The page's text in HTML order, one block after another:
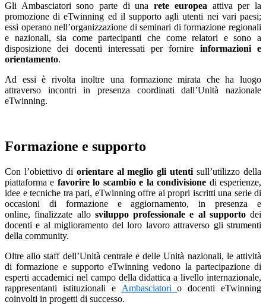
Gli Ambasciatori sono parte di unarete europea attiva per la
promozione di eTwinning ed il supporto agli utenti nei vari paesi;
essi operano nell’organizzazione di seminari di formazione regionali
e nazionali, sia come partecipanti che come relatori e sono a
disposizione dei docenti interessati per fornire informazioni e
orientamento.
Ad essi è rivolta inoltre una formazione mirata che ha luogo
attraverso incontri in presenza coordinati dall’Unità nazionale
eTwinning.
Formazione e supporto
Con l’obiettivo di orientare al meglio gli utenti sull’utilizzo della
piattaforma e favorire lo scambio e la condivisione di esperienze,
idee e tecniche tra pari, eTwinning offre ai propri iscritti una serie di
occasioni di formazione e aggiornamento, in presenza e
online, finalizzate allo sviluppo professionale e al supportodei
docenti e al miglioramento del loro lavoro attraverso gli strumenti
della community.
Oltre allo staff dell’Unità centrale e delle Unità nazionali, le attività
di formazione e supporto eTwinning vedono la partecipazione di
esperti accademici nel campo della didattica a livello internazionale,
rappresentanti istituzionali e Ambasciatorio docenti eTwinning
coinvolti in progetti di successo.